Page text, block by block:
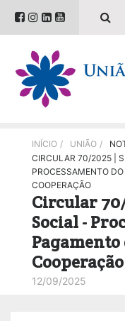
INÍCIO / UNIÃO /
CIRCULAR 70/2025 |
PROCESSAMENTO
COOPERAÇÃO
Circular
Social -
Pagamento
Cooperação
12/09/2025